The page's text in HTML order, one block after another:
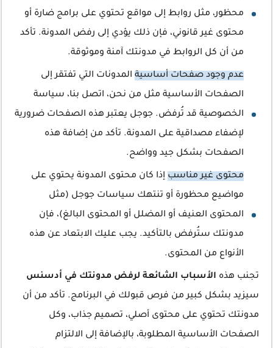
محظور، مثل روابط إلى مواقع تحتوي على برامج ضارة أو
محتوى غير قانوني، فإن ذلك يؤدي إلى رفض المدونة. تأكد
من أن كل الروابط في مدونتك آمنة وموثوقة.
عدم وجود صفحات أساسية المدونات التي تفتقر إلى
الصفحات الأساسية مثل من نحن، اتصل بنا، سياسة
الخصوصية قد تُرفض. جوجل يعتبر هذه الصفحات ضرورية
لإضفاء مصداقية على المدونة. تأكد من إضافة هذه
الصفحات بشكل جيد وواضح.
محتوى غير مناسب إذا كان محتوى المدونة يحتوي على
مواضيع محظورة أو تنتهك سياسات جوجل (مثل
المحتوى العنيف أو المضلل أو المحتوى البالغ)، فإن
مدونتك ستُرفض بالتأكيد. يجب عليك الابتعاد عن هذه
الأنواع من المحتوى.
تجنب هذه الأسباب الشائعة لرفض مدونتك في أدسنس
سيزيد بشكل كبير من فرص قبولك في البرنامج. تأكد من أن
مدونتك تحتوي على محتوى أصلي، تصميم جذاب، وكل
الصفحات الأساسية المطلوبة، بالإضافة إلى الالتزام